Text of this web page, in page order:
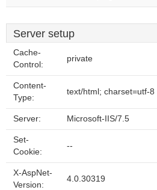
Server setup
Cache-
Control:
private
Content-
Type:
text/html; charset=utf-8
Server: Microsoft-IIS/7.5
Set-
Cookie:
--
X-AspNet-
Version:
4.0.30319